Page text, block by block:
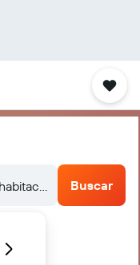
Buscar